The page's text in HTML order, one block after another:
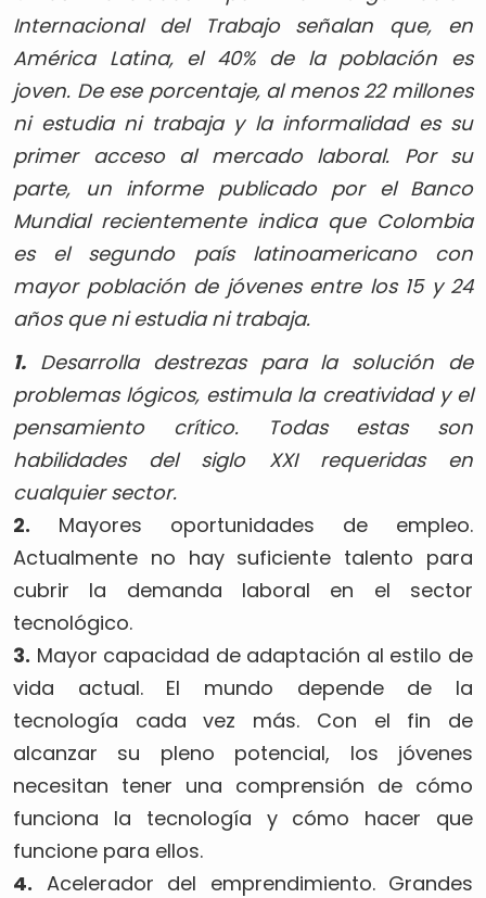
Internacional del Trabajo señalan que, en
América Latina, el 40% de la población es
joven. De ese porcentaje, al menos 22 millones
ni estudia ni trabaja y la informalidad es su
primer acceso al mercado laboral. Por su
parte, un informe publicado por el Banco
Mundial recientemente indica que Colombia
es el segundo país latinoamericano con
mayor población de jóvenes entre los 15 y 24
años que ni estudia ni trabaja.
1. Desarrolla destrezas para la solución de
problemas lógicos, estimula la creatividad y el
pensamiento crítico. Todas estas son
habilidades del siglo XXI requeridas en
cualquier sector.
2. Mayores oportunidades de empleo.
Actualmente no hay suficiente talento para
cubrir la demanda laboral en el sector
tecnológico.
3. Mayor capacidad de adaptación al estilo de
vida actual. El mundo depende de la
tecnología cada vez más. Con el fin de
alcanzar su pleno potencial, los jóvenes
necesitan tener una comprensión de cómo
funciona la tecnología y cómo hacer que
funcione para ellos.
4. Acelerador del emprendimiento. Grandes